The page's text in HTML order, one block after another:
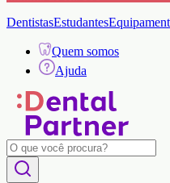
DentistasEstudantes
Quem somos
Ajuda